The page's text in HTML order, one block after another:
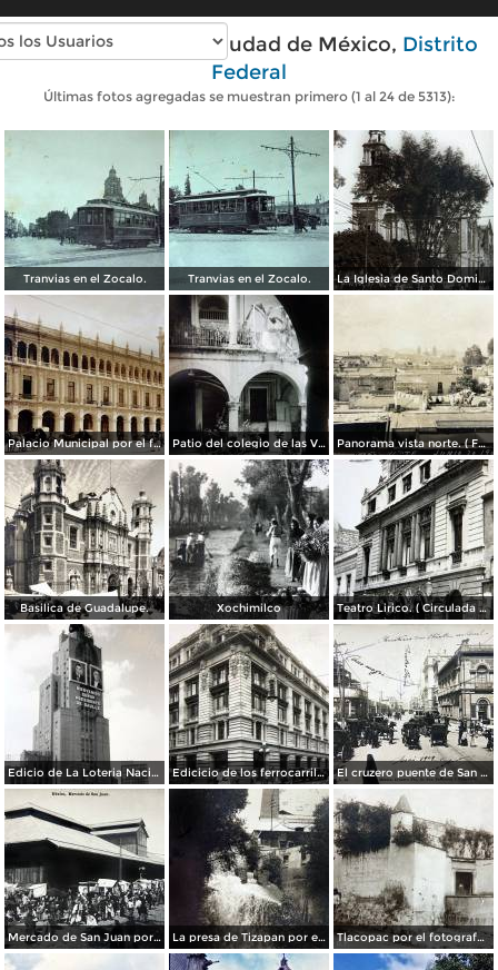
Fotos antiguas de Ciudad de México, Distrito
Federal
Últimas fotos agregadas se muestran primero (1 al 24 de 5313):
Tranvias en el Zocalo. Tranvias en el Zocalo. La Iglesia de Santo Domingo.
Palacio Municipal por el fotografo Hugo Brehme.. Patio del colegio de las Vizcainas por el fotografo Hugo Brehme. Panorama vista norte. ( Fechada el 20 de Junio de 1905 ).
Basilica de Guadalupe. Xochimilco Teatro Lirico. ( Circulada el 1 de Agosto de 1926 ).
Edicio de La Loteria Nacional Ciudad de México Abril de 1964 Edicicio de los ferrocarriles. El cruzero puente de San Francisco y Guardiola por el fotografo Felix Miret.
Mercado de San Juan por el fotografo Felix Miret La presa de Tizapan por el fotografo Fernando Kososky. ( Circulada el 22 de Diembre de 1910 ). Tlacopac por el fotografo Hugo Brehme.